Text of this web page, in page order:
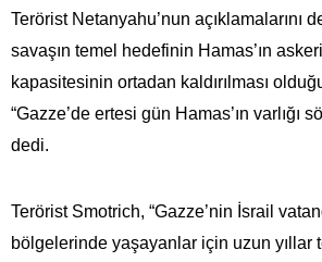
Terörist Netanyahu’nun açıklamalarını
savaşın temel hedefinin Hamas’ın
kapasitesinin ortadan kaldırılması
“Gazze’de ertesi gün Hamas’ın varlığı
dedi.
Terörist Smotrich, “Gazze’nin İsrail
bölgelerinde yaşayanlar için uzun yıllar